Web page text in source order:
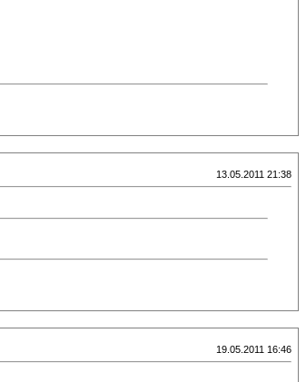
13.05.2011 21:38
19.05.2011 16:46